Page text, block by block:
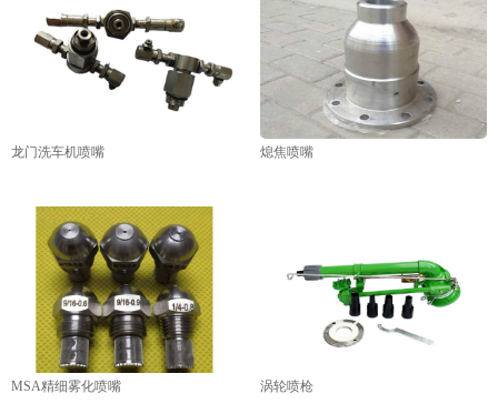
龙门洗车机喷嘴 熄焦喷嘴
MSA精细雾化喷嘴 涡轮喷枪